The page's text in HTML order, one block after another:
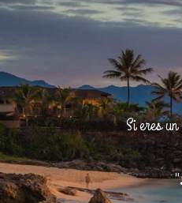
Si eres